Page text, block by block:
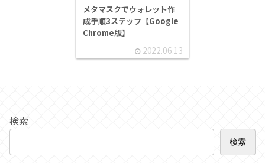
メタマスクでウォレット作
成手順3ステップ【Google
Chrome版】
2022.06.13
検索
検索